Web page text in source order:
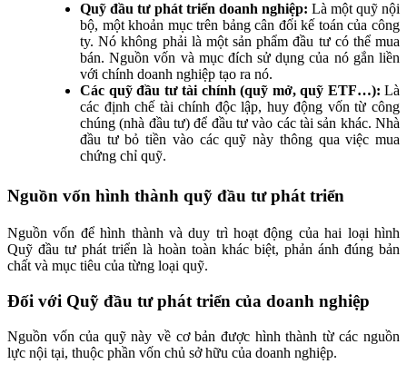
Quỹ đầu tư phát triển doanh nghiệp: Là một quỹ nội
bộ, một khoản mục trên bảng cân đối kế toán của công
ty. Nó không phải là một sản phẩm đầu tư có thể mua
bán. Nguồn vốn và mục đích sử dụng của nó gắn liền
với chính doanh nghiệp tạo ra nó.
Các quỹ đầu tư tài chính (quỹ mở, quỹ ETF…): Là
các định chế tài chính độc lập, huy động vốn từ công
chúng (nhà đầu tư) để đầu tư vào các tài sản khác. Nhà
đầu tư bỏ tiền vào các quỹ này thông qua việc mua
chứng chỉ quỹ.
Nguồn vốn hình thành quỹ đầu tư phát triển
Nguồn vốn để hình thành và duy trì hoạt động của hai loại hình
Quỹ đầu tư phát triển là hoàn toàn khác biệt, phản ánh đúng bản
chất và mục tiêu của từng loại quỹ.
Đối với Quỹ đầu tư phát triển của doanh nghiệp
Nguồn vốn của quỹ này về cơ bản được hình thành từ các nguồn
lực nội tại, thuộc phần vốn chủ sở hữu của doanh nghiệp.